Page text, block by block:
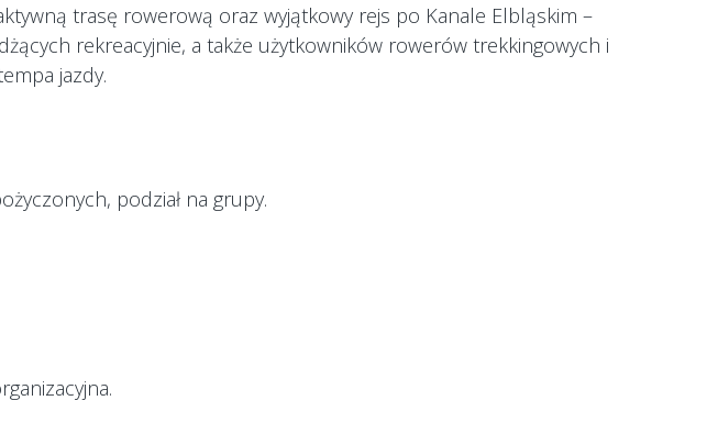
trasę rowerową oraz wyjątkowy rejs po Kanale Elbląskim –
rekreacyjnie, a także użytkowników rowerów trekkingowych i
jazdy.
podział na grupy.